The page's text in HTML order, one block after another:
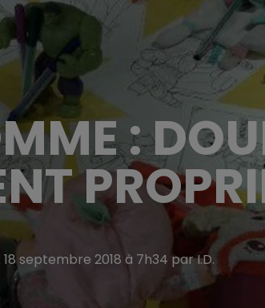
:
18 septembre 2018 à 7h34 par I.D.